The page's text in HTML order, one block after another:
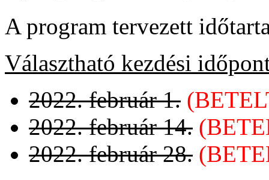
A program tervezett
Választható kezdési
2022. február 1.
2022. február 14.
2022. február 28.